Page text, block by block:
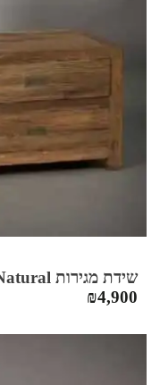
שידת מגירות Natural
₪4,900